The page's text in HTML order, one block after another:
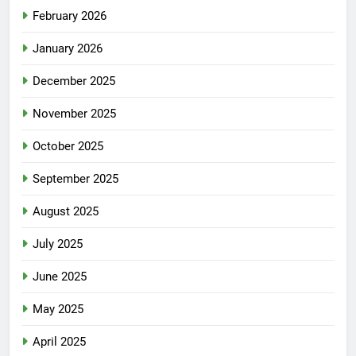
February 2026
January 2026
December 2025
November 2025
October 2025
September 2025
August 2025
July 2025
June 2025
May 2025
April 2025